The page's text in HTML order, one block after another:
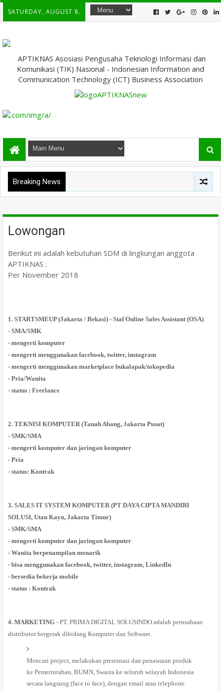
SATURDAY, AUGUST 8.
APTIKNAS Asosiasi Pengusaha Teknologi Informasi dan
Komunikasi (TIK) Nasional - Indonesian Information and
Communication Technology (ICT) Business Association
Breaking News
Lowongan
Berikut ini adalah kebutuhan SDM di lingkungan anggota
APTIKNAS :
Per November 2018
1. STARTSMEUP (Jakarta / Bekasi) - Staf Online Sales Assistant (OSA)
- SMA/SMK
- mengerti komputer
- mengerti menggunakan facebook, twitter, instagram
- mengerti menggunakan marketplace bukalapak/tokopedia
- Pria/Wanita
- status : Freelance
2. TEKNISI KOMPUTER (Tanah Abang, Jakarta Pusat)
- SMK/SMA
- mengerti komputer dan jaringan komputer
- Pria
- status: Kontrak
3. SALES IT SYSTEM KOMPUTER (PT DAYA CIPTA MANDIRI
SOLUSI, Utan Kayu, Jakarta Timur)
- SMK/SMA
- mengerti komputer dan jaringan komputer
- Wanita berpenampilan menarik
- bisa menggunakan facebook, twitter, instagram, LinkedIn
- bersedia bekerja mobile
- status : Kontrak
4. MARKETING - PT. PRIMA DIGITAL SOLUSINDO adalah perusahaan
distributor bergerak dibidang Komputer dan Software.
Mencari project, melakukan presentasi dan penawaran produk
ke Pemerintahan, BUMN, Swasta ke seluruh wilayah Indonesia
secara langsung (face to face), dengan email atau telephone.